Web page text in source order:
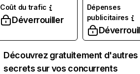
Coût du trafic
Déverrouiller
Dépenses
publicitaires
Découvrez gratuitement d'autres
secrets sur vos concurrents